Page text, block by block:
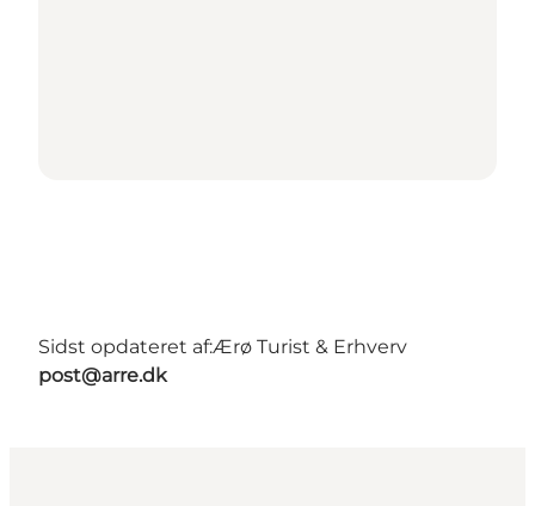
Sidst opdateret af:Ærø Turist & Erhverv
post@arre.dk